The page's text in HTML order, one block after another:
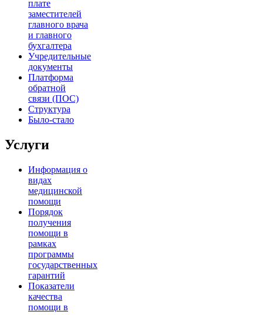
плате
заместителей
главного врача
и главного
бухгалтера
Учредительные
документы
Платформа
обратной
связи (ПОС)
Структура
Было-стало
Услуги
Информация о
видах
медицинской
помощи
Порядок
получения
помощи в
рамках
программы
государственных
гарантий
Показатели
качества
помощи в